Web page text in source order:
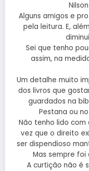
Alguns amigos e
pela leitura. E,
Sei que tenho
assim, na
Um detalhe muito
dos livros que
guardados na
Pestana ou no
Não tenho lido
vez que o direito
ser dispendioso
Mas sempre foi
A curtição não é